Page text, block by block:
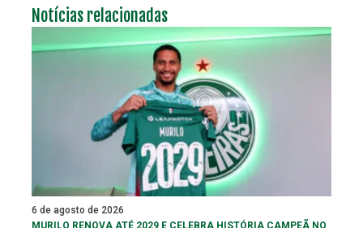
Notícias relacionadas
6 de agosto de 2026
MURILO RENOVA ATÉ 2029 E CELEBRA HISTÓRIA CAMPEÃ NO